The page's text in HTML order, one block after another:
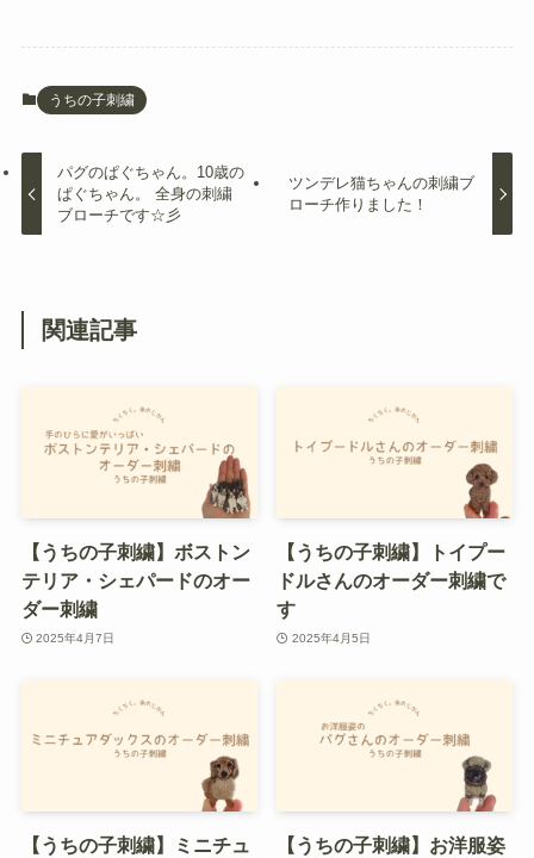
うちの子刺繍
パグのぱぐちゃん。10歳の
ぱぐちゃん。 全身の刺繍
ブローチです☆彡
ツンデレ猫ちゃんの刺繍ブ
ローチ作りました！
関連記事
【うちの子刺繍】ボストン
テリア・シェパードのオー
ダー刺繍
2025年4月7日
【うちの子刺繍】トイプー
ドルさんのオーダー刺繍で
す
2025年4月5日
【うちの子刺繍】ミニチュ
【うちの子刺繍】お洋服姿